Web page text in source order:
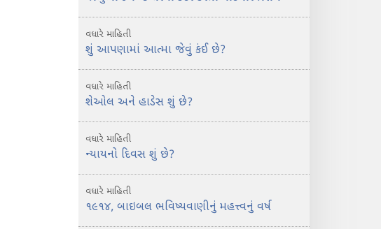
વધારે માહિતી
શું આપણામાં આત્મા જેવું કંઈ છે?
વધારે માહિતી
શેઓલ અને હાડેસ શું છે?
વધારે માહિતી
ન્યાયનો દિવસ શું છે?
વધારે માહિતી
૧૯૧૪, બાઇબલ ભવિષ્યવાણીનું મહત્ત્વનું વર્ષ